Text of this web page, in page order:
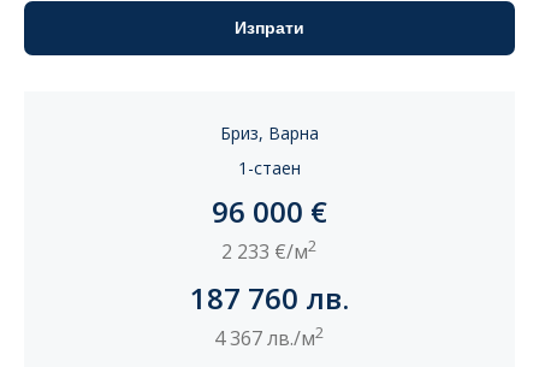
Бриз, Варна
1-стаен
96 000 €
2 233 €/м2
187 760 лв.
4 367 лв./м2